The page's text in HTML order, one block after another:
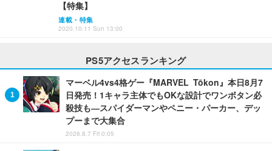
【特集】
連載・特集
2020.10.11 Sun 13:00
PS5アクセスランキング
マーベル4vs4格ゲー『MARVEL Tōkon』本日8月7
日発売！1キャラ主体でもOKな設計でワンボタン必
殺技も―スパイダーマンやペニー・パーカー、デッ
プーまで大集合
2026.8.7 Fri 0:05